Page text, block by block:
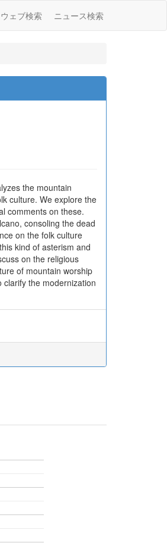
ウェブ検索 ニュース検索
the mountain
culture. We explore the
comments on these.
consoling the dead
on the folk culture
kind of asterism and
on the religious
of mountain worship
the modernization